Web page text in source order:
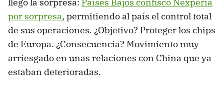
llegó la sorpresa: Países Bajos confiscó Nexperia
por sorpresa, permitiendo al país el control total
de sus operaciones. ¿Objetivo? Proteger los chips
de Europa. ¿Consecuencia? Movimiento muy
arriesgado en unas relaciones con China que ya
estaban deterioradas.